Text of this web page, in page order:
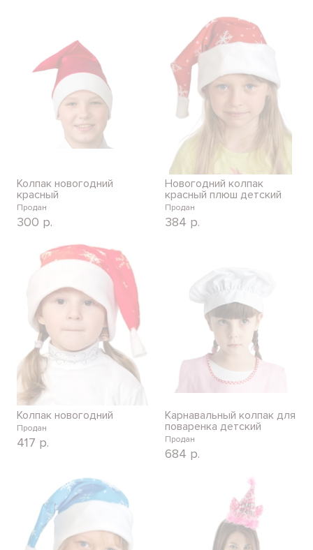
Колпак новогодний
красный
Продан
300 р.
Новогодний колпак
красный плюш детский
Продан
384 р.
Колпак новогодний
Продан
417 р.
Карнавальный колпак для
поваренка детский
Продан
684 р.